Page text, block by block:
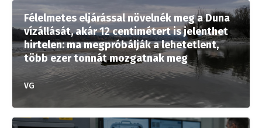
Félelmetes eljárással növelnék meg a Duna
vízállását, akár 12 centimétert is jelenthet
hirtelen: ma megpróbálják a lehetetlent,
több ezer tonnát mozgatnak meg
VG